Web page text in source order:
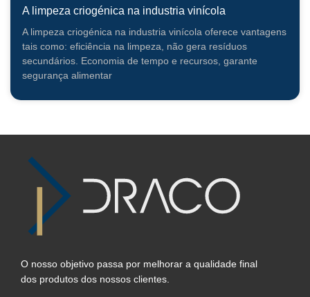
A limpeza criogénica na industria vinícola
A limpeza criogénica na industria vinícola oferece vantagens
tais como: eficiência na limpeza, não gera resíduos
secundários. Economia de tempo e recursos, garante
segurança alimentar
O nosso objetivo passa por melhorar a qualidade final
dos produtos dos nossos clientes.